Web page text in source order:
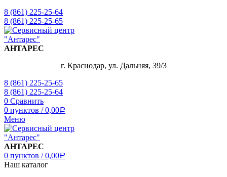
8 (861) 225-25-64
8 (861) 225-25-65
АНТАРЕС
г. Краснодар, ул. Дальняя, 39/3
8 (861) 225-25-65
8 (861) 225-25-64
0 Сравнить
0 пунктов / 0,00Р
Меню
АНТАРЕС
0 пунктов / 0,00Р
Наш каталог